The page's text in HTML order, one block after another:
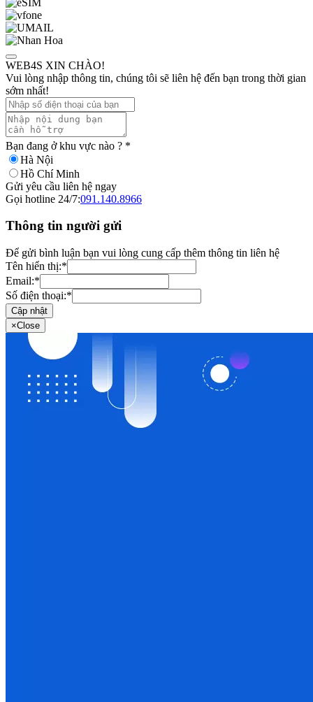
WEB4S XIN CHÀO!
Vui lòng nhập thông tin, chúng tôi sẽ liên hệ đến bạn trong thời gian
sớm nhất!
Bạn đang ở khu vực nào ? *
Hà Nội
Hồ Chí Minh
Gửi yêu cầu liên hệ ngay
Gọi hotline 24/7:091.140.8966
Thông tin người gửi
Để gửi bình luận bạn vui lòng cung cấp thêm thông tin liên hệ
Tên hiển thị:*
Email:*
Số điện thoại:*
Cập nhật
×Close